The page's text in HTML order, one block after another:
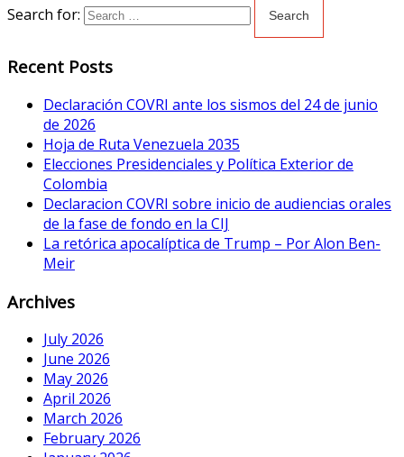
Search for:
Recent Posts
Declaración COVRI ante los sismos del 24 de junio
de 2026
Hoja de Ruta Venezuela 2035
Elecciones Presidenciales y Política Exterior de
Colombia
Declaracion COVRI sobre inicio de audiencias orales
de la fase de fondo en la CIJ
La retórica apocalíptica de Trump – Por Alon Ben-
Meir
Archives
July 2026
June 2026
May 2026
April 2026
March 2026
February 2026